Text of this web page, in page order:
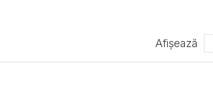
Afișează